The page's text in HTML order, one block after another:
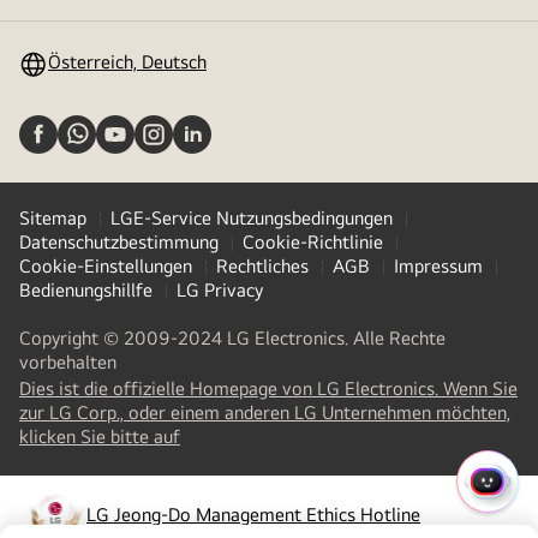
Österreich, Deutsch
Sitemap
LGE-Service Nutzungsbedingungen
Datenschutzbestimmung
Cookie-Richtlinie
Cookie-Einstellungen
Rechtliches AGB
Impressum
Bedienungshillfe
LG Privacy
Copyright © 2009-2024 LG Electronics. Alle Rechte
vorbehalten
Dies ist die offizielle Homepage von LG Electronics. Wenn Sie
zur LG Corp., oder einem anderen LG Unternehmen möchten,
klicken Sie bitte auf(
new
LG Jeong-Do Management Ethics Hotline
opens